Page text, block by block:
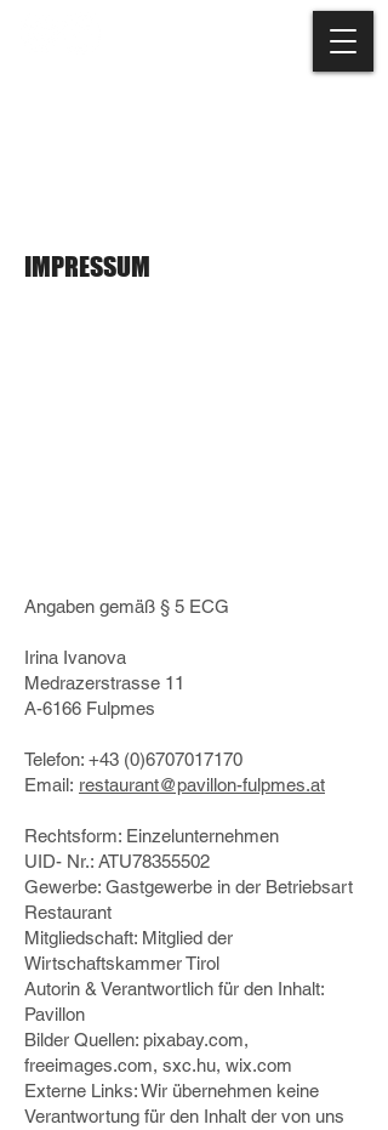
IMPRESSUM
Angaben gemäß § 5 ECG
Irina Ivanova
Medrazerstrasse 11
A-6166 Fulpmes
Telefon: +43 (0)6707017170
Email: restaurant@pavillon-fulpmes.at
Rechtsform: Einzelunternehmen
UID- Nr.: ATU78355502
Gewerbe: Gastgewerbe in der Betriebsart
Restaurant
Mitgliedschaft: Mitglied der
Wirtschaftskammer Tirol
Autorin & Verantwortlich für den Inhalt:
Pavillon
Bilder Quellen: pixabay.com,
freeimages.com, sxc.hu, wix.com
Externe Links: Wir übernehmen keine
Verantwortung für den Inhalt der von uns